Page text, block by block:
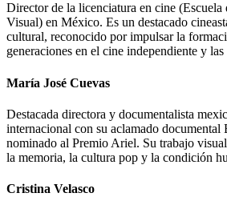
Director de la licenciatura en cine
Visual) en México. Es un destacado
cultural, reconocido por impulsar la
generaciones en el cine independiente y
María José Cuevas
Destacada directora y documentalista
internacional con su aclamado documental
nominado al Premio Ariel. Su trabajo
la memoria, la cultura pop y la condición
Cristina Velasco